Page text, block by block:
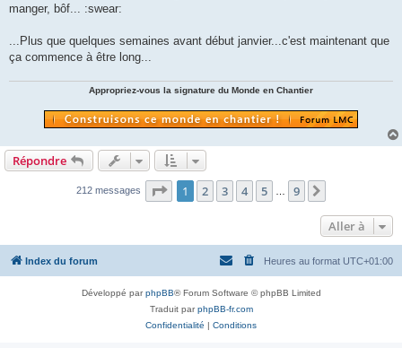
manger, bôf... :swear:
...Plus que quelques semaines avant début janvier...c'est maintenant que
ça commence à être long...
Appropriez-vous la signature du Monde en Chantier
Répondre
212 messages Page 1sur9
1 2 3 4 5 9
Aller à
Index du forum Heures au format UTC+01:00
Développé parphpBB® Forum Software © phpBB Limited
Traduit parphpBB-fr.com
Confidentialité
Conditions